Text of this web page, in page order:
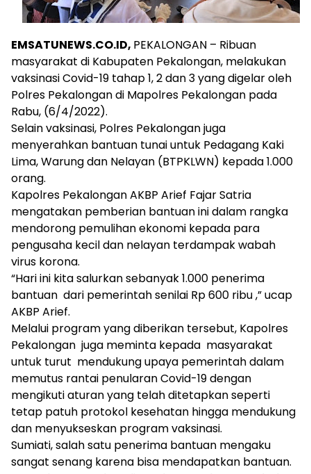
EMSATUNEWS.CO.ID, PEKALONGAN – Ribuan
masyarakat di Kabupaten Pekalongan, melakukan
vaksinasi Covid-19 tahap 1, 2 dan 3 yang digelar oleh
Polres Pekalongan di Mapolres Pekalongan pada
Rabu, (6/4/2022).
Selain vaksinasi, Polres Pekalongan juga
menyerahkan bantuan tunai untuk Pedagang Kaki
Lima, Warung dan Nelayan (BTPKLWN) kepada 1.000
orang.
Kapolres Pekalongan AKBP Arief Fajar Satria
mengatakan pemberian bantuan ini dalam rangka
mendorong pemulihan ekonomi kepada para
pengusaha kecil dan nelayan terdampak wabah
virus korona.
“Hari ini kita salurkan sebanyak 1.000 penerima
bantuan dari pemerintah senilai Rp 600 ribu ,” ucap
AKBP Arief.
Melalui program yang diberikan tersebut, Kapolres
Pekalongan juga meminta kepada masyarakat
untuk turut mendukung upaya pemerintah dalam
memutus rantai penularan Covid-19 dengan
mengikuti aturan yang telah ditetapkan seperti
tetap patuh protokol kesehatan hingga mendukung
dan menyukseskan program vaksinasi.
Sumiati, salah satu penerima bantuan mengaku
sangat senang karena bisa mendapatkan bantuan.